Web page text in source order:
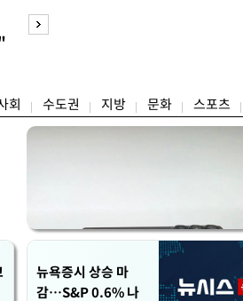
미 월드
청문
회 수도권 지방 문화 스포츠
뉴욕증시 상승 마
감…S&P 0.6% 나